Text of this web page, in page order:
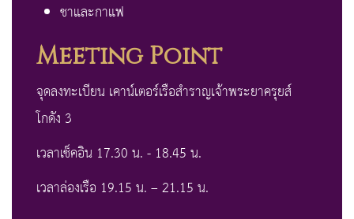
ชาและกาแฟ
Meeting Point
จุดลงทะเบียน เคาน์เตอร์เรือสำราญเจ้าพระยาครุยส์
โกดัง 3
เวลาเช็คอิน 17.30 น. - 18.45 น.
เวลาล่องเรือ 19.15 น. – 21.15 น.